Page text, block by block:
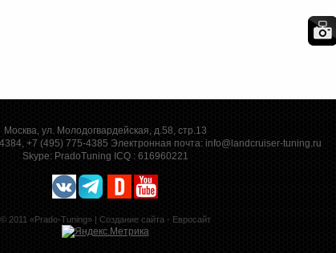
Москва, ул. Молодогвардейская, д.58, стр.13
+7 (495) 775-4385 Электронная почта: info@landcruiser-tuning.ru
Skype: PradoTuning ICQ : 616960221
© 2011 «Prado-Tuning» | Создание сайта - Евросайт